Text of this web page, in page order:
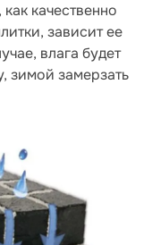
качественно
зависит ее
влага будет
зимой замерзать